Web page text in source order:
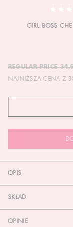
BEGINNING
GALLERY
GIRL BOSS
REGULAR PRICE
NAJNIŻSZA CENA Z
OPIS
SKŁAD
OPINIE